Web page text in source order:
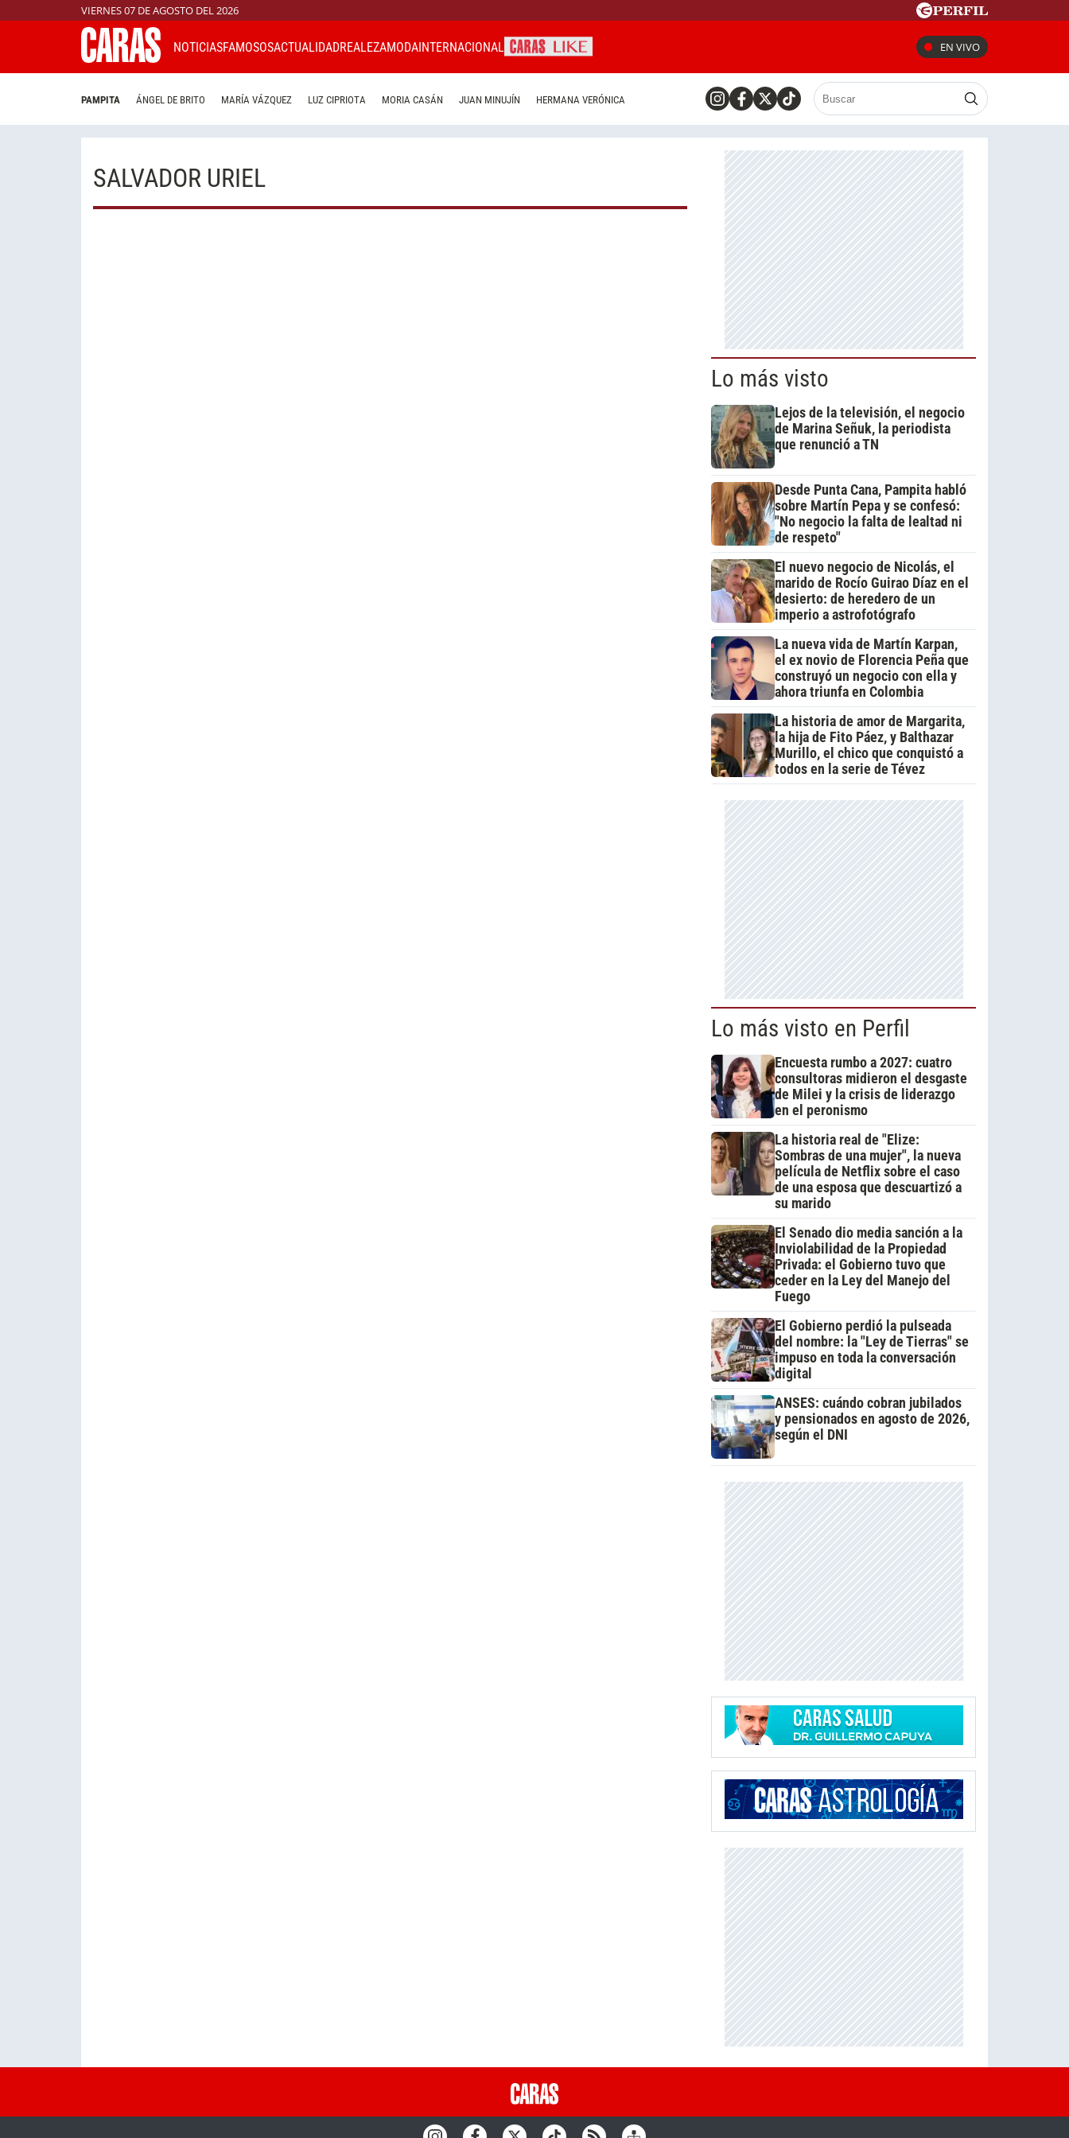
VIERNES 07 DE AGOSTO DEL 2026
NOTICIASFAMOSOSACTUALIDADREALEZAMODAINTERNACIONAL EN VIVO
PAMPITA ÁNGEL DE BRITO MARÍA VÁZQUEZ LUZ CIPRIOTA MORIA CASÁN JUAN MINUJÍN HERMANA VERÓNICA
SALVADOR URIEL
Lo más visto
Lejos de la televisión, el negocio
de Marina Señuk, la periodista
que renunció a TN
Desde Punta Cana, Pampita habló
sobre Martín Pepa y se confesó:
"No negocio la falta de lealtad ni
de respeto"
El nuevo negocio de Nicolás, el
marido de Rocío Guirao Díaz en el
desierto: de heredero de un
imperio a astrofotógrafo
La nueva vida de Martín Karpan,
el ex novio de Florencia Peña que
construyó un negocio con ella y
ahora triunfa en Colombia
La historia de amor de Margarita,
la hija de Fito Páez, y Balthazar
Murillo, el chico que conquistó a
todos en la serie de Tévez
Lo más visto en Perfil
Encuesta rumbo a 2027: cuatro
consultoras midieron el desgaste
de Milei y la crisis de liderazgo
en el peronismo
La historia real de "Elize:
Sombras de una mujer", la nueva
película de Netflix sobre el caso
de una esposa que descuartizó a
su marido
El Senado dio media sanción a la
Inviolabilidad de la Propiedad
Privada: el Gobierno tuvo que
ceder en la Ley del Manejo del
Fuego
El Gobierno perdió la pulseada
del nombre: la "Ley de Tierras" se
impuso en toda la conversación
digital
ANSES: cuándo cobran jubilados
y pensionados en agosto de 2026,
según el DNI